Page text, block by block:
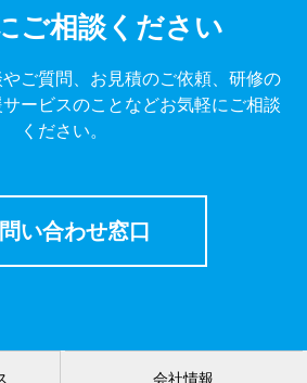
ご相談ください
ご質問、お見積のご依頼、研修の
ービスのことなどお気軽にご相談
ください。
い合わせ窓口
会社情報